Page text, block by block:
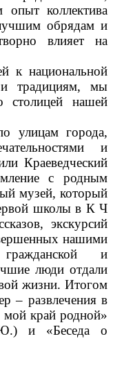
коллектива
обрядам и
влияет на
традициям, мы
столицей нашей
улицам города,
и
Краеведческий
с родным
музей, который
школы в К Ч
экскурсий
нашими
и
люди отдали
жизни. Итогом
– развлечения в
край родной»
и «Беседа о